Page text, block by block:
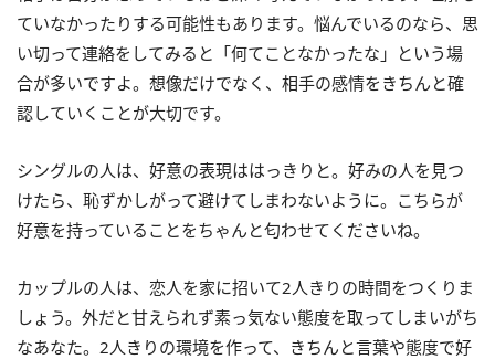
ていなかったりする可能性もあります。悩んでいるのなら、思
い切って連絡をしてみると「何てことなかったな」という場
合が多いですよ。想像だけでなく、相手の感情をきちんと確
認していくことが大切です。
シングルの人は、好意の表現ははっきりと。好みの人を見つ
けたら、恥ずかしがって避けてしまわないように。こちらが
好意を持っていることをちゃんと匂わせてくださいね。
カップルの人は、恋人を家に招いて2人きりの時間をつくりま
しょう。外だと甘えられず素っ気ない態度を取ってしまいがち
なあなた。2人きりの環境を作って、きちんと言葉や態度で好